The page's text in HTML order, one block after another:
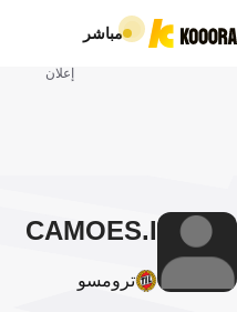
مباشر
إعلان
I.
CAMOES
ترومسو